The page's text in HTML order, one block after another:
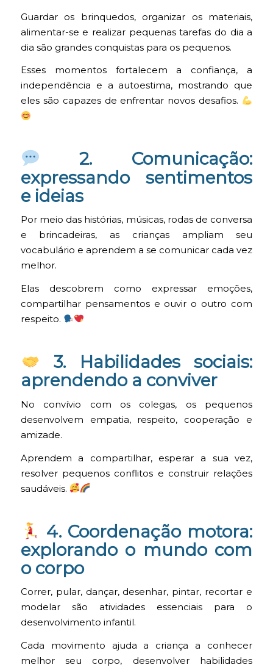
Guardar os brinquedos, organizar os materiais,
alimentar-se e realizar pequenas tarefas do dia a
dia são grandes conquistas para os pequenos.
Esses momentos fortalecem a confiança, a
independência e a autoestima, mostrando que
eles são capazes de enfrentar novos desafios.
2. Comunicação:
expressando sentimentos
e ideias
Por meio das histórias, músicas, rodas de conversa
e brincadeiras, as crianças ampliam seu
vocabulário e aprendem a se comunicar cada vez
melhor.
Elas descobrem como expressar emoções,
compartilhar pensamentos e ouvir o outro com
respeito.
3. Habilidades sociais:
aprendendo a conviver
No convívio com os colegas, os pequenos
desenvolvem empatia, respeito, cooperação e
amizade.
Aprendem a compartilhar, esperar a sua vez,
resolver pequenos conflitos e construir relações
saudáveis.
4. Coordenação motora:
explorando o mundo com
o corpo
Correr, pular, dançar, desenhar, pintar, recortar e
modelar são atividades essenciais para o
desenvolvimento infantil.
Cada movimento ajuda a criança a conhecer
melhor seu corpo, desenvolver habilidades